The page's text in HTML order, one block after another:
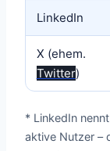
LinkedIn
X (ehem.
Twitter)
* LinkedIn
aktive Nutzer –